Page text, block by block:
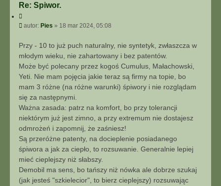
Re: Spiwor.
yP
s
autor: Pies » 18 mar 2024, 05:08
Przy - 10 to już puch naturalny, nie syntetyk, zwłaszcza w
młodym wieku, nie zahartowany i bez patentów.
Może być polecany przez kogoś Cumulus, Małachowski,
Yeti. Nie mam pojęcia jakie teraz są firmy na topie, bo
mam 3 różne (na różne warunki) śpiwory i nie rozglądam
się za następnymi.
Ważna zasada: patrz na komfort, bo przy tolerancji
niektórym już jest zimno, a przy extremum nie dostajesz
odmrożeń i zapomnij, że zaśniesz!
Są przeróżne patenty, na docieplenie posiadanego
śpiwora a jak za ciepło, to rozsuwanie. Generalnie lepiej
mieć cieplejszy niż słabszy.
Demobil ma sens, bo tańszy niż nówka ale dobrze szukaj
(jak jesteś "szkielecior", to bierz cieplejszy) rozsuwając